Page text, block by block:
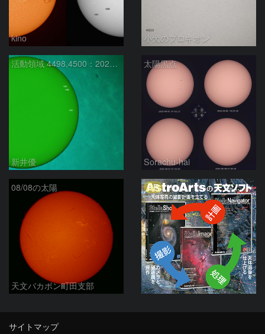
kino 小犬のプロキオン
活動領域 4498,4500：2026/08/08
新井優
太陽黒点
Sorachu-hai
08/08の太陽
天文バカボン町田支部
PR
サイトマップ